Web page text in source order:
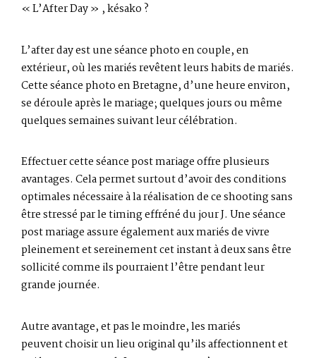
« L’After Day » , késako ?
L’after day est une séance photo en couple, en
extérieur, où les mariés revêtent leurs habits de mariés.
Cette séance photo en Bretagne, d’une heure environ,
se déroule après le mariage; quelques jours ou même
quelques semaines suivant leur célébration.
Effectuer cette séance post mariage offre plusieurs
avantages. Cela permet surtout d’avoir des conditions
optimales nécessaire à la réalisation de ce shooting sans
être stressé par le timing effréné du jour J. Une séance
post mariage assure également aux mariés de vivre
pleinement et sereinement cet instant à deux sans être
sollicité comme ils pourraient l’être pendant leur
grande journée.
Autre avantage, et pas le moindre, les mariés
peuvent choisir un lieu original qu’ils affectionnent et